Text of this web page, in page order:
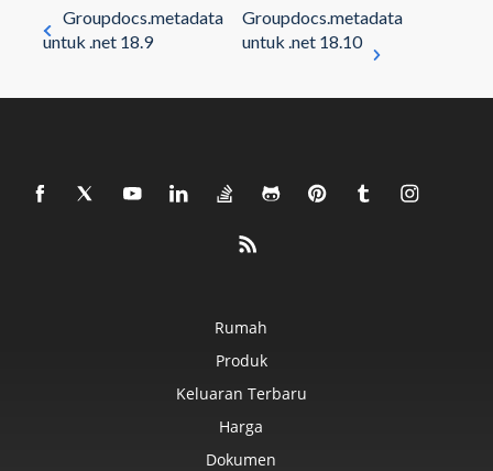
Groupdocs.metadata
untuk .net 18.9
Groupdocs.metadata
untuk .net 18.10
Rumah
Produk
Keluaran Terbaru
Harga
Dokumen